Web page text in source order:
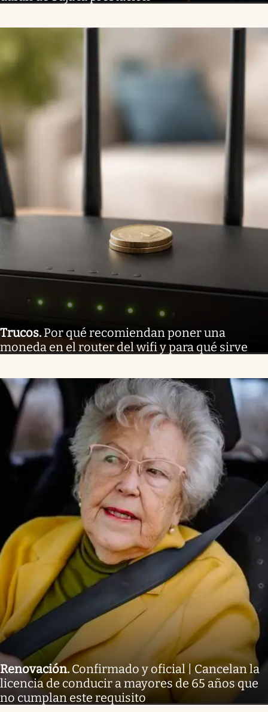
Trucos.Por qué recomiendan poner una
moneda en el router del wifi y para qué sirve
Renovación. Confirmado y oficial | Cancelan la
licencia de conducir a mayores de 65 años que
no cumplan este requisito